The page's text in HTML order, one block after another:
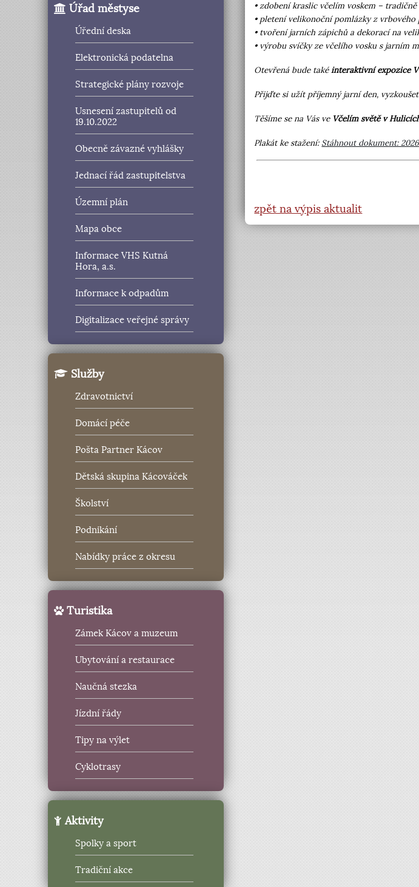
Úřad městyse
Úřední deska
Elektronická podatelna
Strategické plány rozvoje
Usnesení zastupitelů od
19.10.2022
Obecně závazné vyhlášky
Jednací řád zastupitelstva
Územní plán
Mapa obce
Informace VHS Kutná
Hora, a.s.
Informace k odpadům
Digitalizace veřejné správy
Služby
Zdravotnictví
Domácí péče
Pošta Partner Kácov
Dětská skupina Kácováček
Školství
Podnikání
Nabídky práce z okresu
Turistika
Zámek Kácov a muzeum
Ubytování a restaurace
Naučná stezka
Jízdní řády
Tipy na výlet
Cyklotrasy
Aktivity
Spolky a sport
Tradiční akce
• zdobení kraslic včelím voskem – tradičně
• pletení velikonoční pomlázky z
• tvoření jarních zápichů a dekorací na
• výrobu svíčky ze včelího vosku s jarním
Otevřená bude takéinteraktivní expozice
Přijďte si užít příjemný jarní den,
Těšíme se na Vás ve Včelím světě v
Plakát ke stažení: Stáhnout dokument:
zpět na výpis aktualit